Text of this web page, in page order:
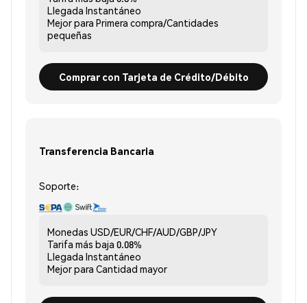
Llegada Instantáneo
Mejor para Primera compra/Cantidades
pequeñas
Comprar con Tarjeta de Crédito/Débito
Transferencia Bancaria
Soporte:
Monedas USD/EUR/CHF/AUD/GBP/JPY
Tarifa más baja 0.08%
Llegada Instantáneo
Mejor para Cantidad mayor